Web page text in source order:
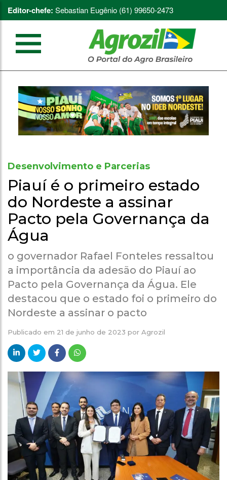
Editor-chefe: Sebastian Eugênio (61) 99650-2473
Desenvolvimento e Parcerias
Piauí é o primeiro estado
do Nordeste a assinar
Pacto pela Governança da
Água
o governador Rafael Fonteles ressaltou
a importância da adesão do Piauí ao
Pacto pela Governança da Água. Ele
destacou que o estado foi o primeiro do
Nordeste a assinar o pacto
Publicado em 21 de junho de 2023 por Agrozil